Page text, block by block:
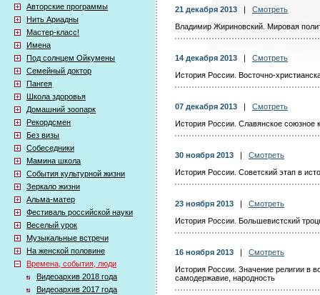
Авторские программы
Нить Ариадны
Мастер-класс!
Имена
Под солнцем Ойкумены
Семейный доктор
Пангея
Школа здоровья
Домашний зоопарк
Рекордсмен
Без визы
Собеседники
Мамина школа
События культурной жизни
Зеркало жизни
Альма-матер
Фестиваль российской науки
Веселый урок
Музыкальные встречи
На женской половине
Времена, события, люди
Видеоархив 2018 года
Видеоархив 2017 года
21 декабря 2013
Смотреть
Владимир Жириновский. Мировая
14 декабря 2013
Смотреть
История России. Восточно-
07 декабря 2013
Смотреть
История России. Славянское союзное
30 ноября 2013
Смотреть
История России. Советский этап в
23 ноября 2013
Смотреть
История России. Большевистский
16 ноября 2013
Смотреть
История России. Значение религии в
самодержавие, народность